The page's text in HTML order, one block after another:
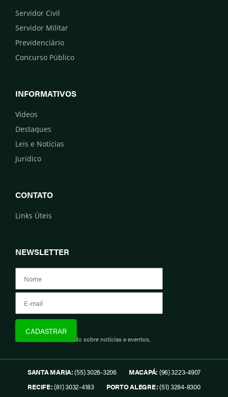
Servidor Civil
Servidor Militar
Previdenciário
Concurso Público
INFORMATIVOS
Vídeos
Destaques
Leis e Notícias
Jurídico
CONTATO
Links Úteis
NEWSLETTER
Assine e fique informado sobre notícias e eventos.
SANTA MARIA:(55) 3026-3206 MACAPÁ: (96) 3223-4907
RECIFE:(81) 3032-4183 PORTO ALEGRE:(51) 3284-8300